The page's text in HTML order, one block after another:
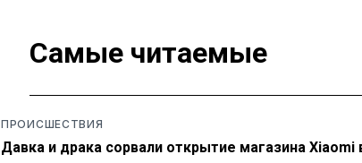
Самые читаемые
ПРОИСШЕСТВИЯ
Давка и драка сорвали открытие магазина